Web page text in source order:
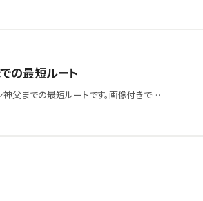
の最短ルート
神父までの最短ルートです。画像付きで…